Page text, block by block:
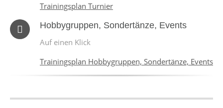
Trainingsplan Turnier
Hobbygruppen, Sondertänze, Events
Auf einen Klick
Trainingsplan Hobbygruppen, Sondertänze, Events